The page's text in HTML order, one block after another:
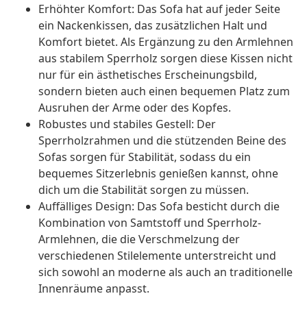
Erhöhter Komfort: Das Sofa hat auf jeder Seite
ein Nackenkissen, das zusätzlichen Halt und
Komfort bietet. Als Ergänzung zu den Armlehnen
aus stabilem Sperrholz sorgen diese Kissen nicht
nur für ein ästhetisches Erscheinungsbild,
sondern bieten auch einen bequemen Platz zum
Ausruhen der Arme oder des Kopfes.
Robustes und stabiles Gestell: Der
Sperrholzrahmen und die stützenden Beine des
Sofas sorgen für Stabilität, sodass du ein
bequemes Sitzerlebnis genießen kannst, ohne
dich um die Stabilität sorgen zu müssen.
Auffälliges Design: Das Sofa besticht durch die
Kombination von Samtstoff und Sperrholz-
Armlehnen, die die Verschmelzung der
verschiedenen Stilelemente unterstreicht und
sich sowohl an moderne als auch an traditionelle
Innenräume anpasst.